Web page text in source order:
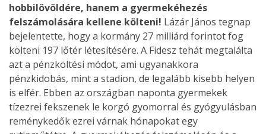
hobbilövöldére, hanem a gyermekéhezés
felszámolására kellene költeni! Lázár János tegnap
bejelentette, hogy a kormány 27 milliárd forintot fog
költeni 197 lőtér létesítésére. A Fidesz tehát megtalálta
azt a pénzköltési módot, ami ugyanakkora
pénzkidobás, mint a stadion, de legalább kisebb helyen
is elfér. Ebben az országban naponta gyermekek
tízezrei fekszenek le korgó gyomorral és gyógyulásban
reménykedők ezrei várnak hónapokat egy